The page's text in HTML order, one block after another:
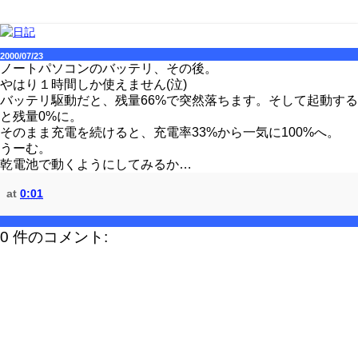
2000/07/23
ノートパソコンのバッテリ、その後。
やはり１時間しか使えません(泣)
バッテリ駆動だと、残量66%で突然落ちます。そして起動する
と残量0%に。
そのまま充電を続けると、充電率33%から一気に100%へ。
うーむ。
乾電池で動くようにしてみるか…
at 0:01
0 件のコメント: